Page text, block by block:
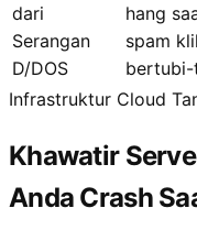
dari
Serangan
D/DOS
hang
spam
Infrastruktur Cloud
Khawatir
Anda Crash